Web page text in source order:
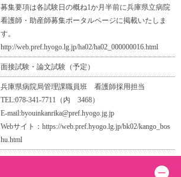
募集要項は各試験日の概ね1か月半前に兵庫県立病院
看護師・助産師募集ポータルページに掲載いたしま
す。
http://web.pref.hyogo.lg.jp/ha02/ha02_000000016.html
面接試験・論文試験（予定）
兵庫県病院局管理課職員班 看護師採用担当
TEL:078-341-7711（内 3468）
E-mail:byouinkanrika@pref.hyogo.jg.jp
Webサイト：https://web.pref.hyogo.lg.jp/bk02/kango_bos
hu.html